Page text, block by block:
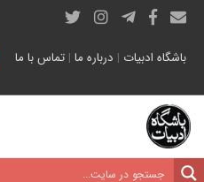
باشگاه ادبیات | درباره ما | تماس با ما